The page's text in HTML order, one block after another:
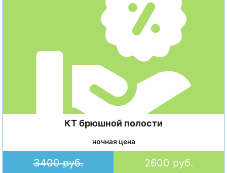
КТ брюшной полости
ночная цена
3400 руб. 2600 руб.